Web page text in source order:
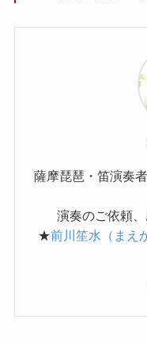
薩摩琵琶・笛演奏
演奏のご依頼
★前川笙水（まえ